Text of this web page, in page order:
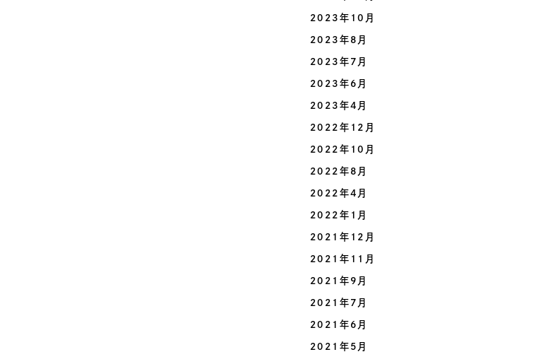
2023年10月
2023年8月
2023年7月
2023年6月
2023年4月
2022年12月
2022年10月
2022年8月
2022年4月
2022年1月
2021年12月
2021年11月
2021年9月
2021年7月
2021年6月
2021年5月